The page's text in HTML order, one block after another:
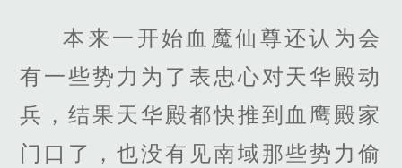
本来一开始血魔仙尊还认为会
有一些势力为了表忠心对天华殿动
兵，结果天华殿都快推到血鹰殿家
门口了，也没有见南域那些势力偷